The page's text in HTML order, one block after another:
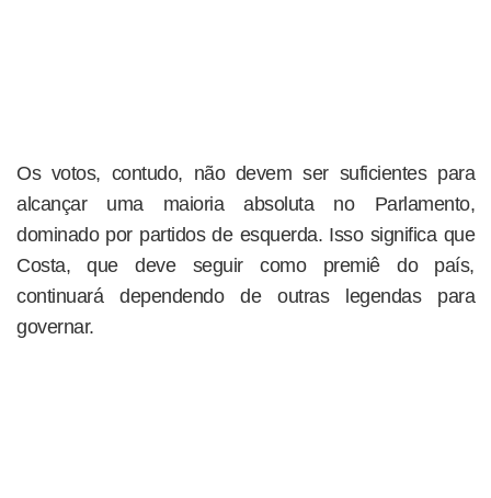
Os votos, contudo, não devem ser suficientes para
alcançar uma maioria absoluta no Parlamento,
dominado por partidos de esquerda. Isso significa que
Costa, que deve seguir como premiê do país,
continuará dependendo de outras legendas para
governar.